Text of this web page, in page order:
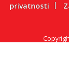
privatnosti